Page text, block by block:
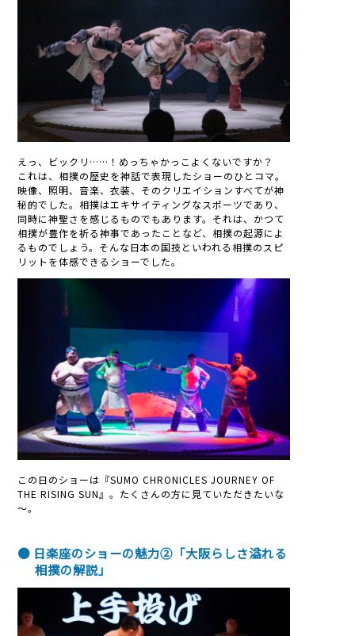
えっ、ビックリ……！めっちゃかっこよくないですか？
これは、相撲の歴史を神話で表現したショーのひとコマ。
映像、照明、音楽、衣装、そのクリエイションすべてが神
秘的でした。相撲はエキサイティングなスポーツであり、
同時に神聖さを感じるものでもあります。それは、かつて
相撲が豊作を祈る神事であったことなど、相撲の起源によ
るものでしょう。そんな日本の国技といわれる相撲のスピ
リットを体感できるショーでした。
この日のショーは『SUMO CHRONICLES JOURNEY OF
THE RISING SUN』。たくさんの方に見ていただきたいな
～。
● 日楽座のショーの魅力②「大阪らしさ溢れる
相撲の解説」